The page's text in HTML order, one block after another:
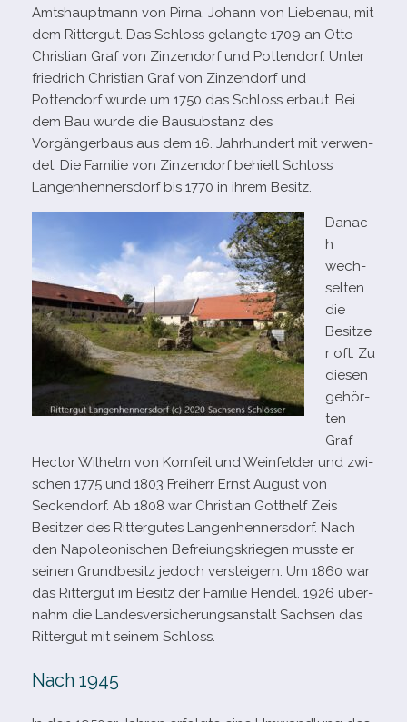
Amtshauptmann von Pirna, Johann von Liebenau, mit
dem Rittergut. Das Schloss gelangte 1709 an Otto
Christian Graf von Zinzendorf und Pottendorf. Unter
fried­rich Christian Graf von Zinzendorf und
Pottendorf wurde um 1750 das Schloss erbaut. Bei
dem Bau wurde die Bausubstanz des
Vorgängerbaus aus dem 16. Jahrhundert mit ver­wen­
det. Die Familie von Zinzendorf behielt Schloss
Langenhennersdorf bis 1770 in ihrem Besitz.
Danac
h
wech­
sel­ten
die
Besitze
r oft. Zu
die­sen
gehör­
ten
Graf
Hector Wilhelm von Kornfeil und Weinfelder und zwi­
schen 1775 und 1803 Freiherr Ernst August von
Seckendorf. Ab 1808 war Christian Gotthelf Zeis
Besitzer des Rittergutes Langenhennersdorf. Nach
den Napoleonischen Befreiungskriegen musste er
sei­nen Grundbesitz jedoch ver­stei­gern. Um 1860 war
das Rittergut im Besitz der Familie Hendel. 1926 über­
nahm die Landesversicherungsanstalt Sachsen das
Rittergut mit sei­nem Schloss.
Nach 1945